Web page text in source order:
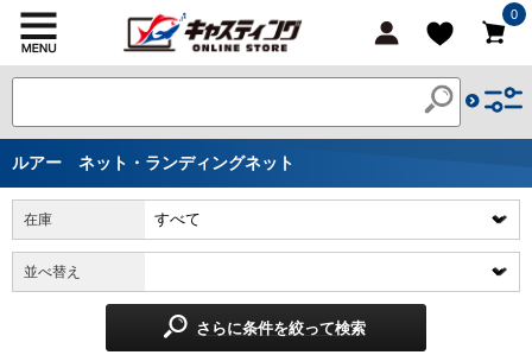
0
ルアー ネット・ランディングネット
在庫
並べ替え
さらに条件を絞って検索